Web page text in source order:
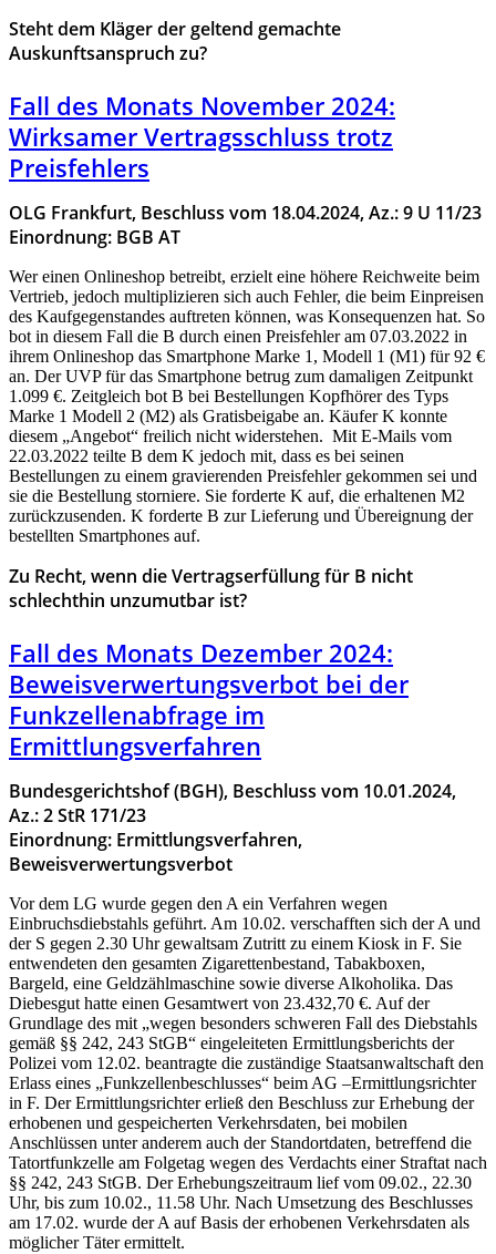
Steht dem Kläger der geltend gemachte
Auskunftsanspruch zu?
Fall des Monats November 2024:
Wirksamer Vertragsschluss trotz
Preisfehlers
OLG Frankfurt, Beschluss vom 18.04.2024, Az.: 9 U 11/23
Einordnung: BGB AT
Wer einen Onlineshop betreibt, erzielt eine höhere Reichweite beim
Vertrieb, jedoch multiplizieren sich auch Fehler, die beim Einpreisen
des Kaufgegenstandes auftreten können, was Konsequenzen hat. So
bot in diesem Fall die B durch einen Preisfehler am 07.03.2022 in
ihrem Onlineshop das Smartphone Marke 1, Modell 1 (M1) für 92 €
an. Der UVP für das Smartphone betrug zum damaligen Zeitpunkt
1.099 €. Zeitgleich bot B bei Bestellungen Kopfhörer des Typs
Marke 1 Modell 2 (M2) als Gratisbeigabe an. Käufer K konnte
diesem „Angebot“ freilich nicht widerstehen. Mit E-Mails vom
22.03.2022 teilte B dem K jedoch mit, dass es bei seinen
Bestellungen zu einem gravierenden Preisfehler gekommen sei und
sie die Bestellung storniere. Sie forderte K auf, die erhaltenen M2
zurückzusenden. K forderte B zur Lieferung und Übereignung der
bestellten Smartphones auf.
Zu Recht, wenn die Vertragserfüllung für B nicht
schlechthin unzumutbar ist?
Fall des Monats Dezember 2024:
Beweisverwertungsverbot bei der
Funkzellenabfrage im
Ermittlungsverfahren
Bundesgerichtshof (BGH), Beschluss vom 10.01.2024,
Az.: 2 StR 171/23
Einordnung: Ermittlungsverfahren,
Beweisverwertungsverbot
Vor dem LG wurde gegen den A ein Verfahren wegen
Einbruchsdiebstahls geführt. Am 10.02. verschafften sich der A und
der S gegen 2.30 Uhr gewaltsam Zutritt zu einem Kiosk in F. Sie
entwendeten den gesamten Zigarettenbestand, Tabakboxen,
Bargeld, eine Geldzählmaschine sowie diverse Alkoholika. Das
Diebesgut hatte einen Gesamtwert von 23.432,70 €. Auf der
Grundlage des mit „wegen besonders schweren Fall des Diebstahls
gemäß §§ 242, 243 StGB“ eingeleiteten Ermittlungsberichts der
Polizei vom 12.02. beantragte die zuständige Staatsanwaltschaft den
Erlass eines „Funkzellenbeschlusses“ beim AG –Ermittlungsrichter
in F. Der Ermittlungsrichter erließ den Beschluss zur Erhebung der
erhobenen und gespeicherten Verkehrsdaten, bei mobilen
Anschlüssen unter anderem auch der Standortdaten, betreffend die
Tatortfunkzelle am Folgetag wegen des Verdachts einer Straftat nach
§§ 242, 243 StGB. Der Erhebungszeitraum lief vom 09.02., 22.30
Uhr, bis zum 10.02., 11.58 Uhr. Nach Umsetzung des Beschlusses
am 17.02. wurde der A auf Basis der erhobenen Verkehrsdaten als
möglicher Täter ermittelt.